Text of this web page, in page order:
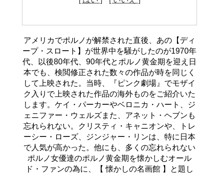
アメリカでポルノが解禁された直後、あの【ディ
ープ・スロート】が世界中を騒がしたのが1970年
代、以後80年代、90年代とポルノ黄金期を迎え日
本でも、検閲修正された数々の作品が時を同じく
して上映された。当時、『ピンク劇場』でモザイ
ク入りで上映された作品の海外ものをご紹介いた
します。ケイ・パーカーやベロニカ・ハート、ジ
ェニファー・ウェルズまた、アネット・ヘブンも
忘れられない。クリスティ・キャニオンや、トレ
ーシー・ローズ、ジンジャー・リンは、特に日本
で人気が高かった。他にも、多くの忘れられない
ポルノ女優達のポルノ黄金期を懐かしむオール
ド・ファンの為に、【 懐かしの名画館 】と題し